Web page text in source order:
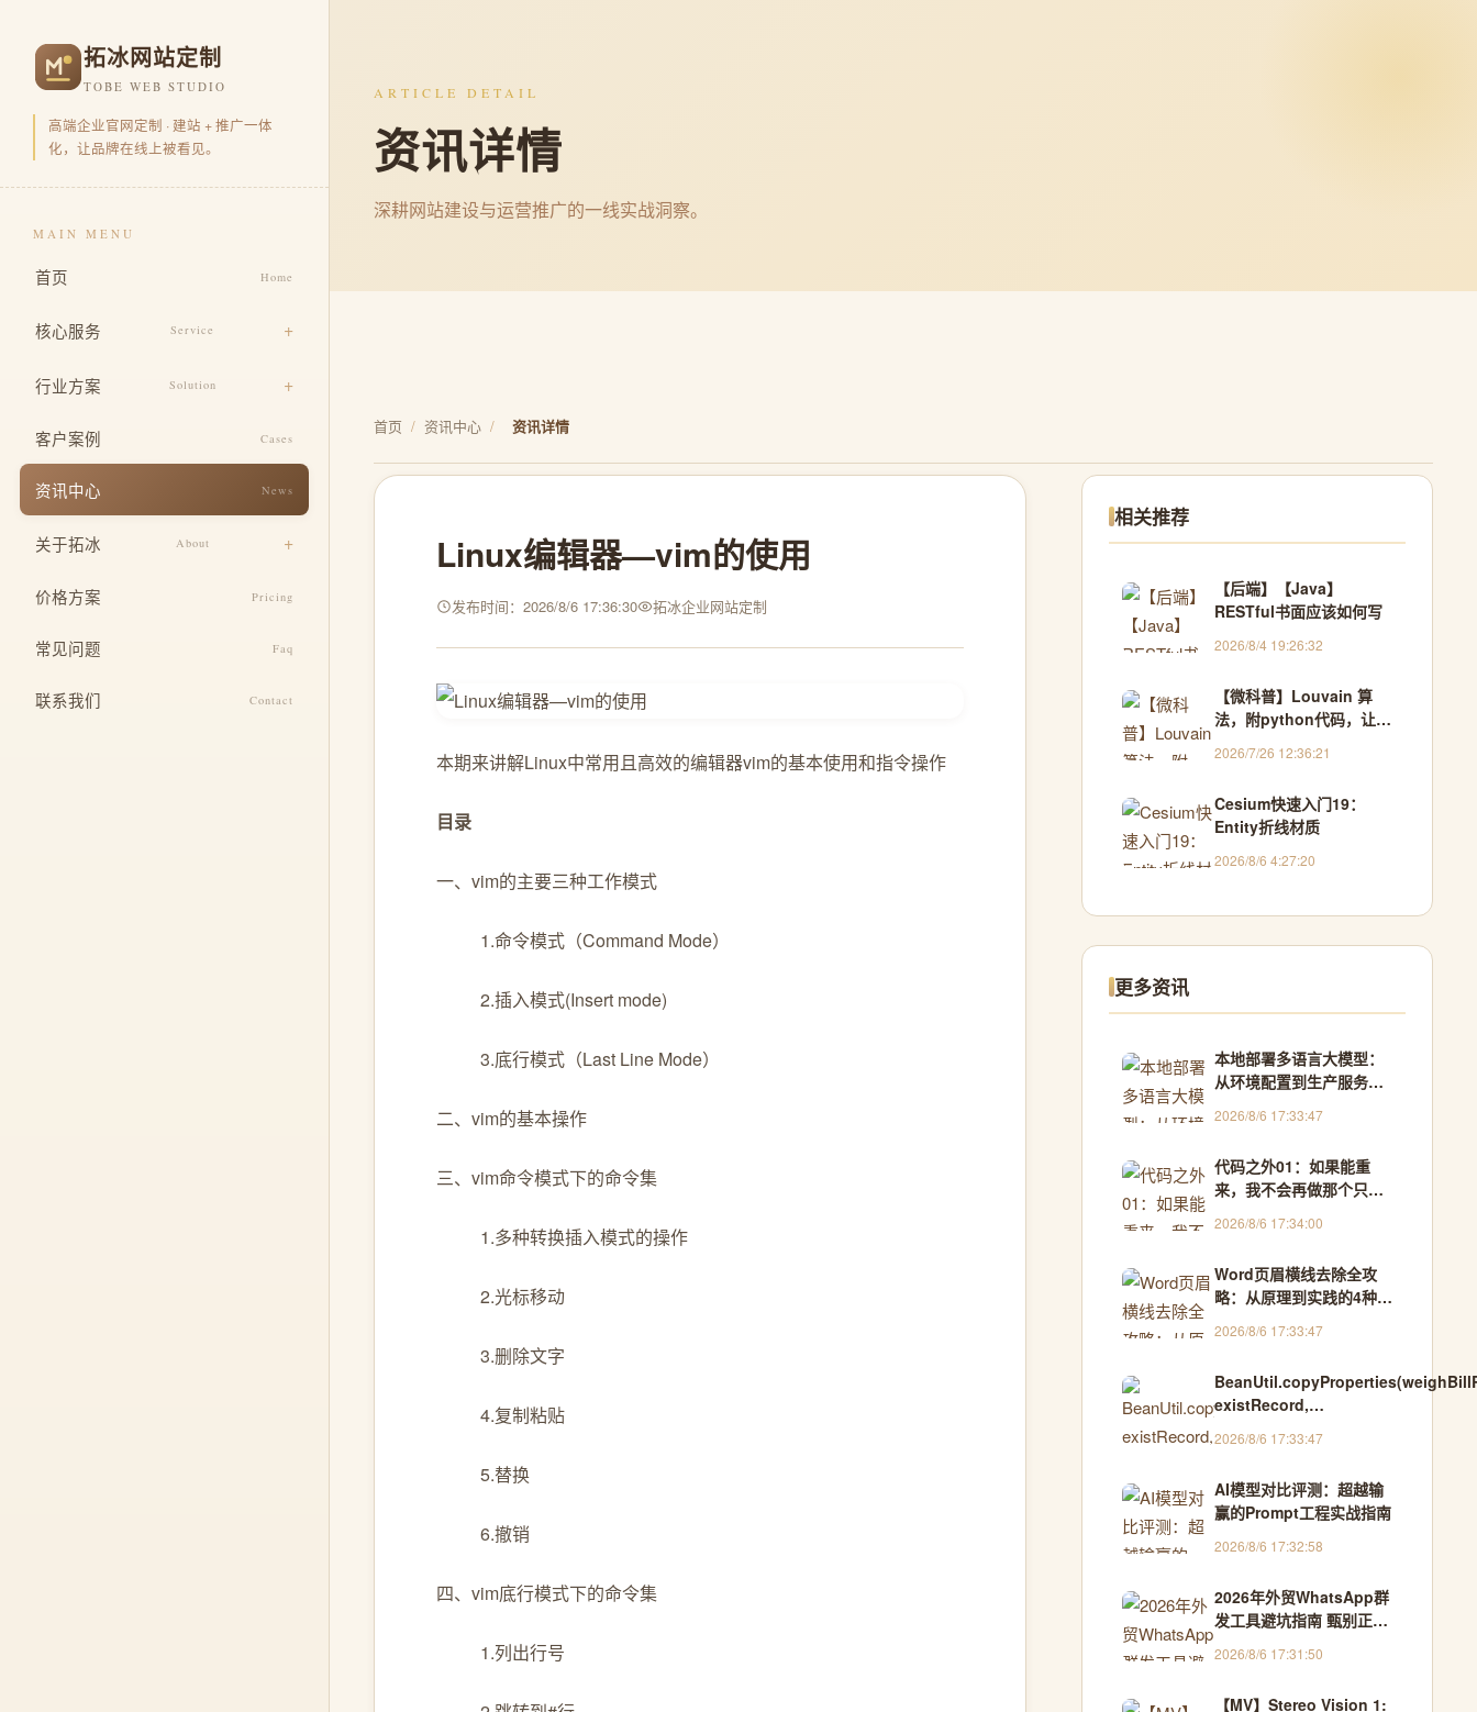
拓冰网站定制
TOBE WEB STUDIO
高端企业官网定制 · 建站 + 推广一体
化，让品牌在线上被看见。
MAIN MENU
首页 Home
核心服务 Service
品牌官网定制
品牌视觉包装
安全与运维
SEO 基础优化
行业方案 Solution
电商零售
餐饮美食
医疗健康
酒店住宿
客户案例 Cases
资讯中心 News
关于拓冰 About
设计团队
价格方案 Pricing
常见问题 Faq
联系我们 Contact
ARTICLE DETAIL
资讯详情
深耕网站建设与运营推广的一线实战洞察。
首页 / 资讯中心 / 资讯详情
Linux编辑器—vim的使用
发布时间：2026/8/6 17:36:30 拓冰企业网站定制
本期来讲解Linux中常用且高效的编辑器vim的基本使用和指令操作
目录
一、vim的主要三种工作模式
1.命令模式（Command Mode）
2.插⼊模式(Insert mode)
3.底行模式（Last Line Mode）
二、vim的基本操作
三、vim命令模式下的命令集
1.多种转换插入模式的操作
2.光标移动
3.删除文字
4.复制粘贴
5.替换
6.撤销
四、vim底行模式下的命令集
1.列出行号
相关推荐
【后端】【Java】
RESTful书面应该如何写
2026/8/4 19:26:32
【微科普】Louvain 算
法，附python代码，让复
2026/7/26 12:36:21
Cesium快速入门19：
Entity折线材质
2026/8/6 4:27:20
更多资讯
本地部署多语言大模型：
从环境配置到生产服务的
2026/8/6 17:33:47
代码之外01：如果能重
来，我不会再做那个只会
2026/8/6 17:34:00
Word页眉横线去除全攻
略：从原理到实践的4种高
2026/8/6 17:33:47
existRecord,
2026/8/6 17:33:47
AI模型对比评测：超越输
赢的Prompt工程实战指南
2026/8/6 17:32:58
2026年外贸WhatsApp群
发工具避坑指南 甄别正规
号诱因及触发机制 附跨境
2026/8/6 17:31:50
【MV】Stereo Vision 1: